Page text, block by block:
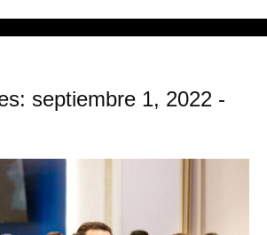
septiembre 1, 2022 -